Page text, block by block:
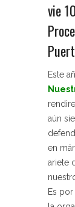
vie
Este
aún
en
ariete
Es